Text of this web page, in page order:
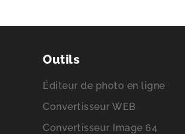
Outils
Éditeur de photo en ligne
Convertisseur WEB
Convertisseur Image 64